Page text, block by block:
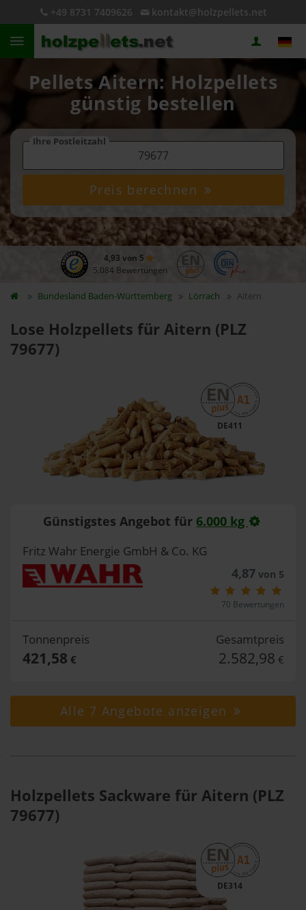
+49 8731 7409626 kontakt@holzpellets.net
Pellets Aitern: Holzpellets
günstig bestellen
Ihre Postleitzahl
Preis berechnen
4,93 von 5
5.084 Bewertungen
Bundesland Baden-Württemberg Lörrach Aitern
Lose Holzpellets für Aitern (PLZ
79677)
DE411
Günstigstes Angebot für 6.000 kg
Fritz Wahr Energie GmbH & Co. KG
4,87von 5
70 Bewertungen
Tonnenpreis
421,58 €
Gesamtpreis
2.582,98 €
Alle 7 Angebote anzeigen
Holzpellets Sackware für Aitern (PLZ
79677)
DE314